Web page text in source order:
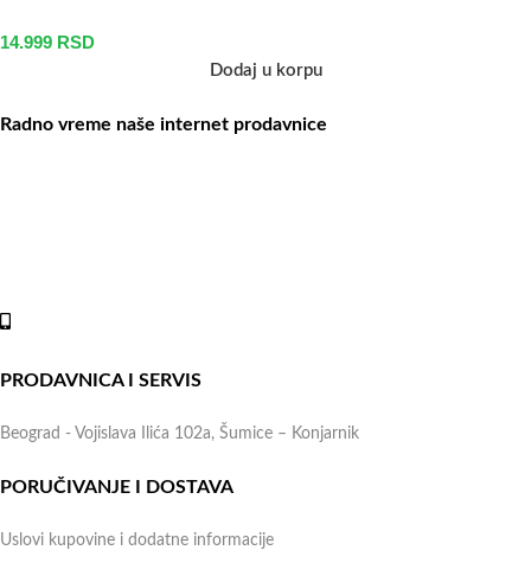
14.999 RSD
Dodaj u korpu
Radno vreme naše internet prodavnice
+381 (69) 767-202
PRODAVNICA I SERVIS
Beograd - Vojislava Ilića 102a, Šumice – Konjarnik
PORUČIVANJE I DOSTAVA
Uslovi kupovine i dodatne informacije